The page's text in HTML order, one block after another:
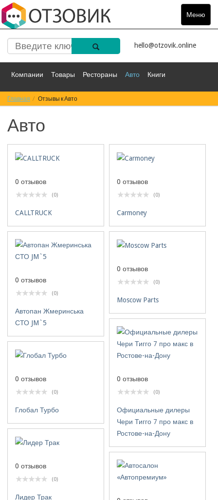
Меню
Toggle
hello@otzovik.online
Компании Товары Рестораны Авто Книги
Спорт Фильмы Деньги
Красота
Главная Отзывы к Авто
Авто
0 отзывов
(0)
CALLTRUCK
0 отзывов
(0)
Carmoney
0 отзывов
(0)
Автопан Жмеринська
СТО JM`5
0 отзывов
(0)
Moscow Parts
0 отзывов
(0)
Официальные дилеры
Чери Тигго 7 про макс в
Ростове-на-Дону
0 отзывов
(0)
Глобал Турбо
0 отзывов
(0)
Лидер Трак